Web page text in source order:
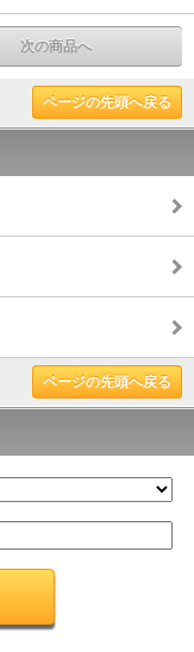
次の商品へ
ページの先頭へ戻る
ページの先頭へ戻る